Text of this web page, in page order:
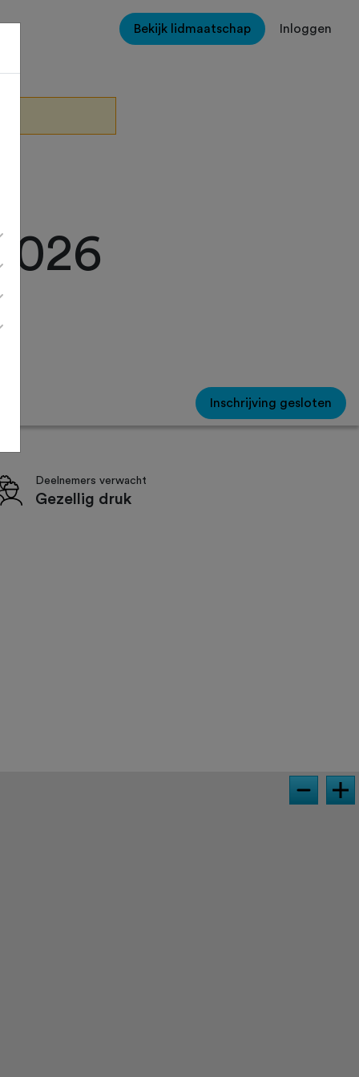
Bekijk lidmaatschap Inloggen
Inschrijving gesloten
Deelnemers verwacht
Gezellig druk